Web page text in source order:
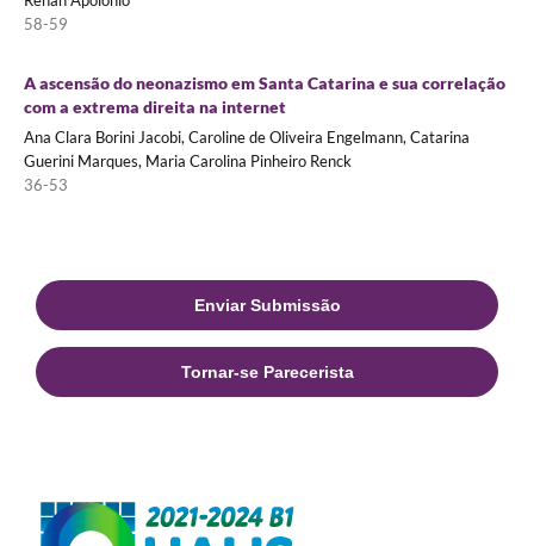
58-59
A ascensão do neonazismo em Santa Catarina e sua correlação
com a extrema direita na internet
Ana Clara Borini Jacobi, Caroline de Oliveira Engelmann, Catarina
Guerini Marques, Maria Carolina Pinheiro Renck
36-53
Enviar Submissão
Tornar-se Parecerista